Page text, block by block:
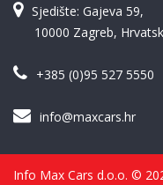
Sjedište: Gajeva 59,
10000 Zagreb,
+385 (0)95 527 5550
info@maxcars.hr
Info Max Cars d.o.o. ©